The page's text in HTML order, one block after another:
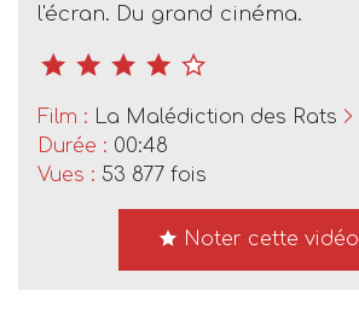
l'écran. Du grand cinéma.
Film :
La Malédiction des Rats
Durée : 00:48
Vues : 53 877 fois
Noter cette vidéo